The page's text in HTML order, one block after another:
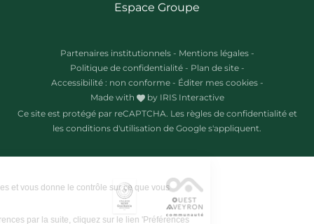
Espace Groupe
Partenaires institutionnels - Mentions légales -
Politique de confidentialité - Plan de site -
Accessibilité : non conforme - Éditer mes cookies -
Made with
by IRIS Interactive
Ce site est protégé par reCAPTCHA. Les règles de confidentialitéet
les conditions d'utilisation de Google s'appliquent.
Ce site utilise des cookies et vous donne le contrôle sur ce que vous
Pour modifier vos préférences par la suite, cliquez sur le lien 'Préférences